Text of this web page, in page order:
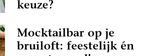
keuze?
Mocktailbar op je
bruiloft: feestelijk én